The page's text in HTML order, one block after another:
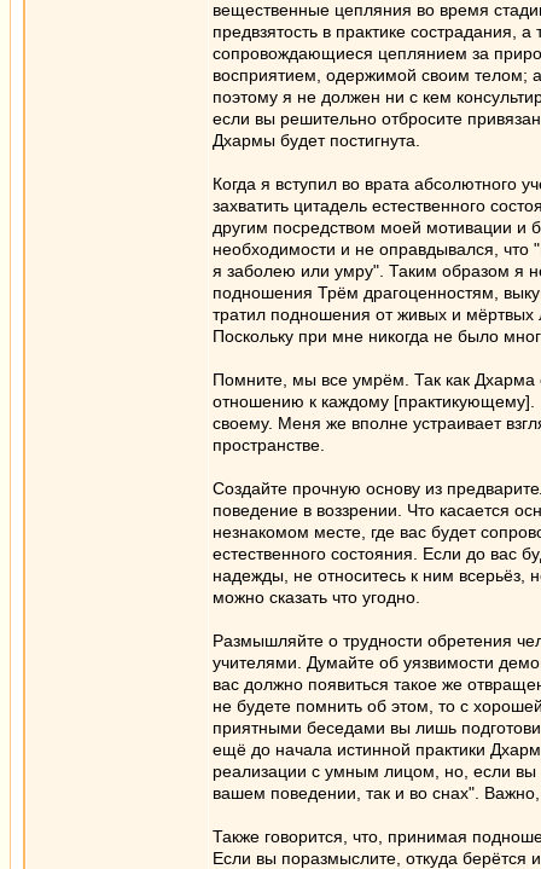
вещественные цепляния во время
предвзятость в практике
сопровождающиеся цеплянием за
восприятием, одержимой своим телом;
поэтому я не должен ни с кем
если вы решительно отбросите
Дхармы будет постигнута.
Когда я вступил во врата абсолютного
захватить цитадель естественного
другим посредством моей мотивации и
необходимости и не оправдывался, что
я заболею или умру". Таким образом я
подношения Трём драгоценностям,
тратил подношения от живых и
Поскольку при мне никогда не было
Помните, мы все умрём. Так как Дхарма
отношению к каждому [практикующему].
своему. Меня же вполне устраивает
пространстве.
Создайте прочную основу из
поведение в воззрении. Что касается
незнакомом месте, где вас будет
естественного состояния. Если до вас
надежды, не относитесь к ним всерьёз,
можно сказать что угодно.
Размышляйте о трудности обретения
учителями. Думайте об уязвимости
вас должно появиться такое же
не будете помнить об этом, то с
приятными беседами вы лишь
ещё до начала истинной практики
реализации с умным лицом, но, если вы
вашем поведении, так и во снах".
Также говорится, что, принимая
Если вы поразмыслите, откуда берётся